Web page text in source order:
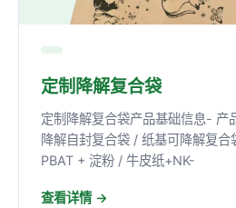
定制降解复合袋
定制降解复合袋产品基础信息- 产
降解自封复合袋 / 纸基可降解复
PBAT + 淀粉 / 牛皮纸+NK-
查看详情 →